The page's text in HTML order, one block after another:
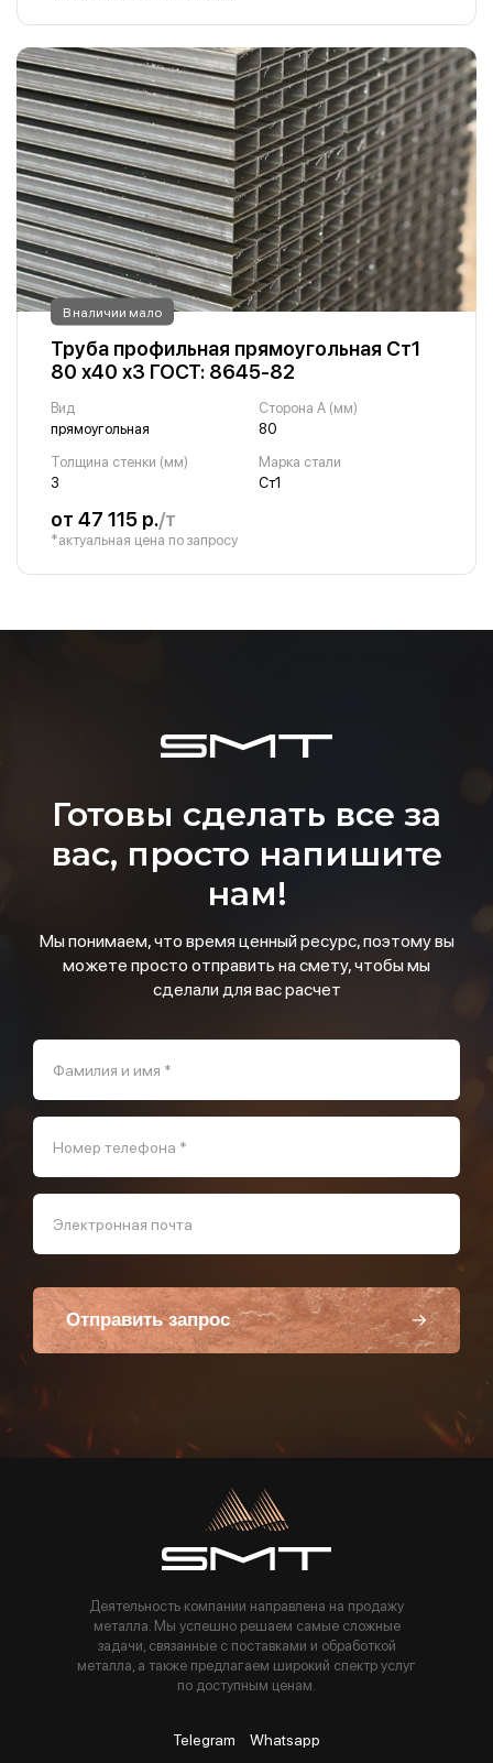
В наличии мало
Труба профильная прямоугольная Ст1
80 х40 х3 ГОСТ: 8645-82
Вид
прямоугольная
Сторона A (мм)
80
Толщина стенки (мм)
3
Марка стали
Ст1
от 47 115 р./т
*актуальная цена по запросу
Готовы сделать все за
вас, просто напишите
нам!
Мы понимаем, что время ценный ресурс, поэтому вы
можете просто отправить на смету, чтобы мы
сделали для вас расчет
Фамилия и имя *
Номер телефона *
Электронная почта
Отправить запрос
Пользуясь данной формой вы соглашаетесь с политикой компании
Деятельность компании направлена на продажу
металла. Мы успешно решаем самые сложные
задачи, связанные с поставками и обработкой
металла, а также предлагаем широкий спектр услуг
по доступным ценам.
Telegram Whatsapp